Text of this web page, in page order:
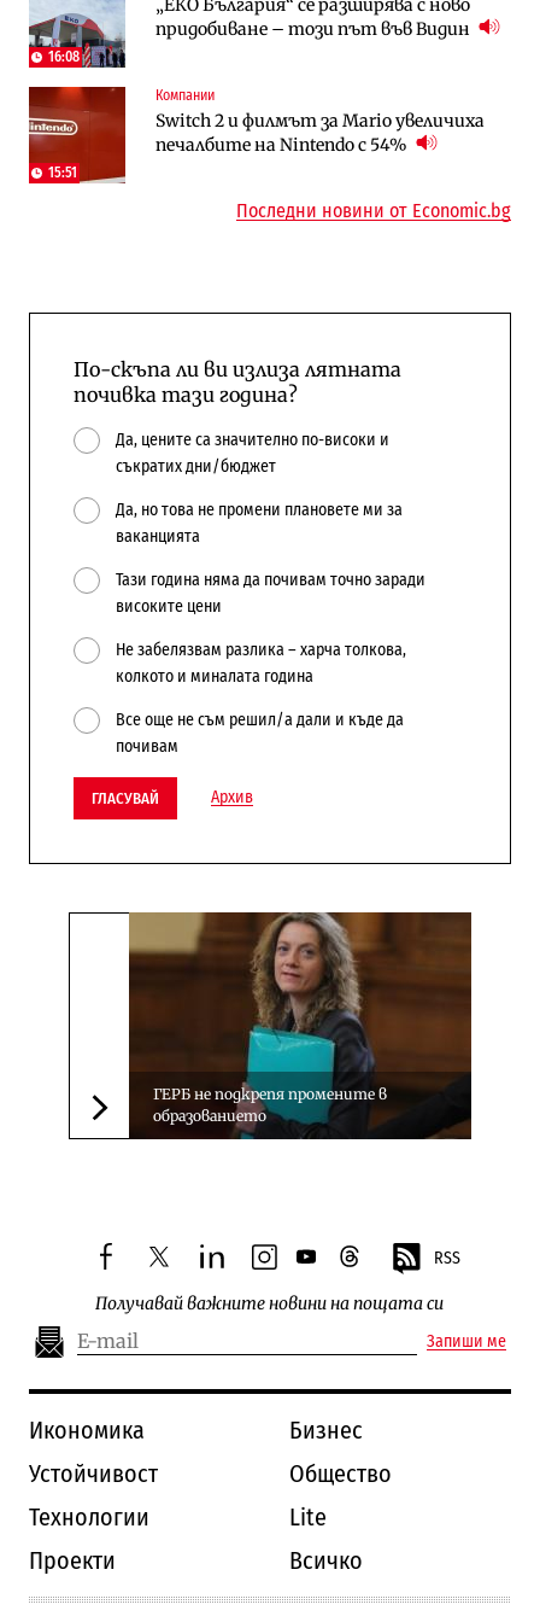
16:08
„ЕКО България“ се разширява с ново
придобиване – този път във Видин
15:51
Компании
Switch 2 и филмът за Mario увеличиха
печалбите на Nintendo с 54%
Трафикът толкова е намалял, че големи
медии обмислят да се откажат
Публични финанси
Общините вече зависят от
централната власт за 75% от
Жилищата в България поскъпват при
намаляващо население и все повече
Компании
А1 отново е лидер при технологичните
компании и системните интегратори
Последни новини от Economic.bg
По-скъпа ли ви излиза лятната
почивка тази година?
Да, цените са значително по-високи и
съкратих дни/бюджет
Да, но това не промени плановете ми за
ваканцията
Тази година няма да почивам точно заради
високите цени
Не забелязвам разлика – харча толкова,
колкото и миналата година
Все още не съм решил/а дали и къде да
почивам
ГЛАСУВАЙ Архив
Следваща новина
ГЕРБ не подкрепя промените в
образованието
facebooktwitterlinkedininstagram
youtubethreads RSS
Получавай важните новини на пощата си
Запиши ме
Икономика
Бизнес
Устойчивост
Общество
Технологии
Lite
Проекти
Всичко